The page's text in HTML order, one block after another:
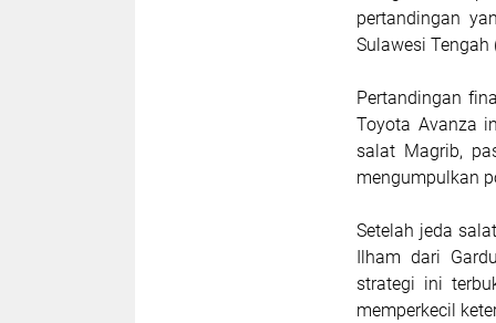
pertandingan
Sulawesi Tengah
Pertandingan
Toyota Avanza
salat Magrib,
mengumpulkan
Setelah jeda
Ilham dari
strategi ini
memperkecil